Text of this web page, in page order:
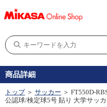
商品詳細
トップ ＞ サッカー ＞ FT550D-
公認球/検定球5号 貼り 大学サッ